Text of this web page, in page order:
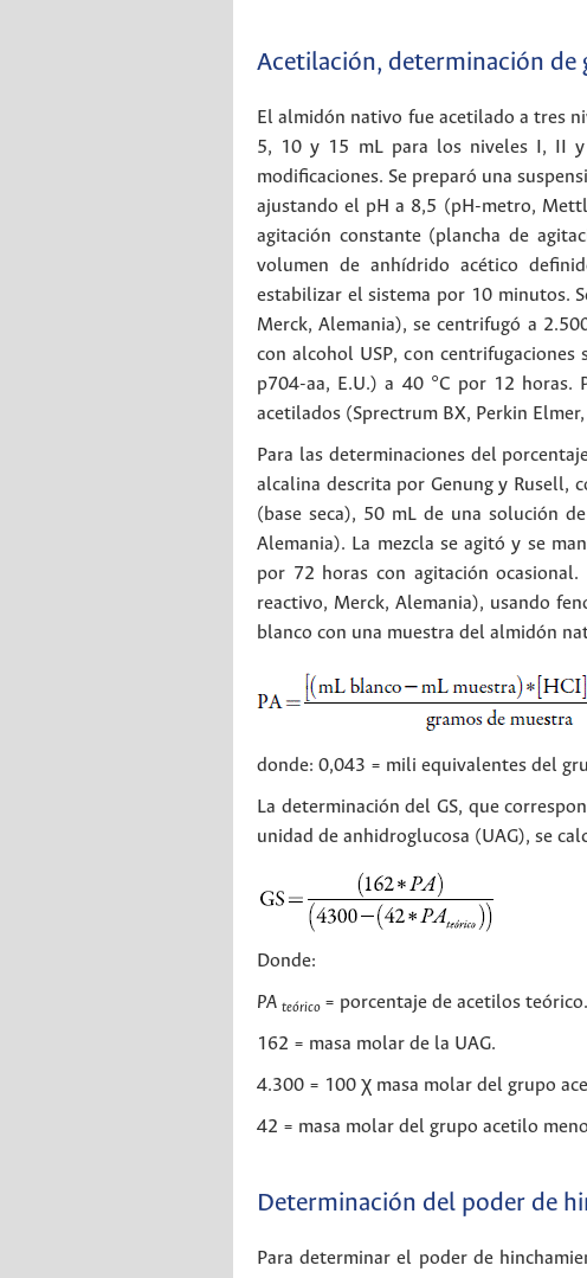
Acetilación, determinación
El almidón nativo fue acetilado a tres
5, 10 y 15 mL para los niveles I, II
modificaciones. Se preparó una
ajustando el pH a 8,5 (pH-metro,
agitación constante (plancha de
volumen de anhídrido acético
estabilizar el sistema por 10 minutos.
Merck, Alemania), se centrifugó a
con alcohol USP, con
p704-aa, E.U.) a 40 °C por 12 horas.
acetilados (Sprectrum BX, Perkin
Para las determinaciones del
alcalina descrita por Genung y Rusell,
(base seca), 50 mL de una solución
Alemania). La mezcla se agitó y se
por 72 horas con agitación
reactivo, Merck, Alemania), usando
blanco con una muestra del almidón
donde: 0,043 = mili equivalentes del
La determinación del GS, que
unidad de anhidroglucosa (UAG), se
Donde:
PA teórico = porcentaje de acetilos teórico.
162 = masa molar de la UAG.
4.300 = 100 χ masa molar del grupo
42 = masa molar del grupo acetilo
Determinación del poder de
Para determinar el poder de